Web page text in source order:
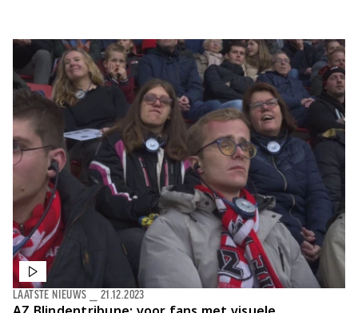
LAATSTE NIEUWS 21.12.2023